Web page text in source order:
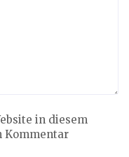
in diesem
Kommentar